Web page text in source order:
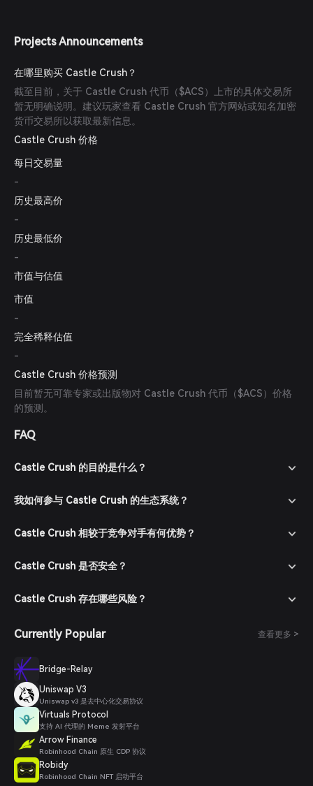
Projects Announcements
在哪里购买 Castle Crush？
截至目前，关于 Castle Crush 代币（$ACS）上市的具体交易所
暂无明确说明。建议玩家查看 Castle Crush 官方网站或知名加密
货币交易所以获取最新信息。
Castle Crush 价格
每日交易量
-
历史最高价
-
历史最低价
-
市值与估值
市值
-
完全稀释估值
-
Castle Crush 价格预测
目前暂无可靠专家或出版物对 Castle Crush 代币（$ACS）价格
的预测。
FAQ
Castle Crush 的目的是什么？
我如何参与 Castle Crush 的生态系统？
Castle Crush 相较于竞争对手有何优势？
Castle Crush 是否安全？
Castle Crush 存在哪些风险？
Currently Popular 查看更多 >
Bridge-Relay
Uniswap V3
Uniswap v3 是去中心化交易协议
Virtuals Protocol
支持 AI 代理的 Meme 发射平台
Arrow Finance
Robinhood Chain 原生 CDP 协议
Robidy
Robinhood Chain NFT 启动平台